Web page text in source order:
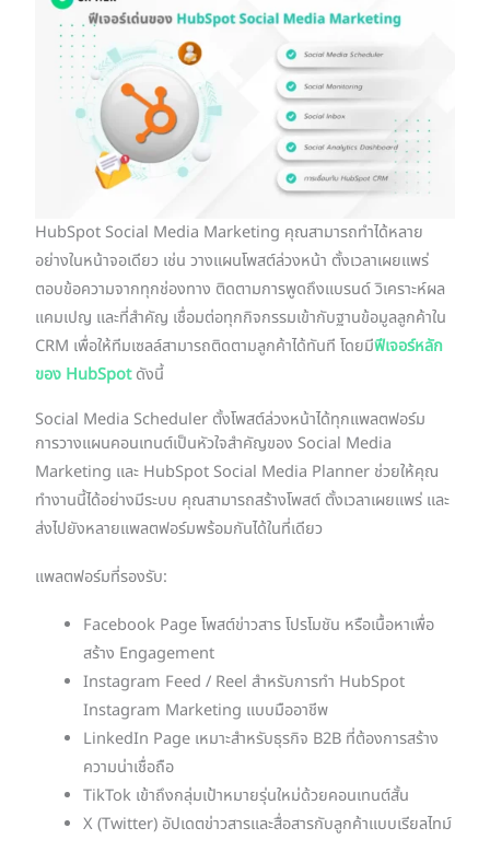
HubSpot Social Media Marketing คุณสามารถทำได้หลาย
อย่างในหน้าจอเดียว เช่น วางแผนโพสต์ล่วงหน้า ตั้งเวลาเผยแพร่
ตอบข้อความจากทุกช่องทาง ติดตามการพูดถึงแบรนด์ วิเคราะห์ผล
แคมเปญ และที่สำคัญ เชื่อมต่อทุกกิจกรรมเข้ากับฐานข้อมูลลูกค้าใน
CRM เพื่อให้ทีมเซลล์สามารถติดตามลูกค้าได้ทันที โดยมีฟีเจอร์หลัก
ของ HubSpotดังนี้
Social Media Scheduler ตั้งโพสต์ล่วงหน้าได้ทุกแพลตฟอร์ม
การวางแผนคอนเทนต์เป็นหัวใจสำคัญของ Social Media
Marketing และ HubSpot Social Media Planner ช่วยให้คุณ
ทำงานนี้ได้อย่างมีระบบ คุณสามารถสร้างโพสต์ ตั้งเวลาเผยแพร่ และ
ส่งไปยังหลายแพลตฟอร์มพร้อมกันได้ในที่เดียว
แพลตฟอร์มที่รองรับ:
Facebook Page โพสต์ข่าวสาร โปรโมชัน หรือเนื้อหาเพื่อ
สร้าง Engagement
Instagram Feed / Reel สำหรับการทำ HubSpot
Instagram Marketing แบบมืออาชีพ
LinkedIn Page เหมาะสำหรับธุรกิจ B2B ที่ต้องการสร้าง
ความน่าเชื่อถือ
TikTok เข้าถึงกลุ่มเป้าหมายรุ่นใหม่ด้วยคอนเทนต์สั้น
X (Twitter) อัปเดตข่าวสารและสื่อสารกับลูกค้าแบบเรียลไทม์